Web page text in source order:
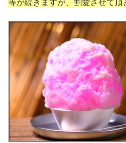
等が続きますが、割愛させて頂